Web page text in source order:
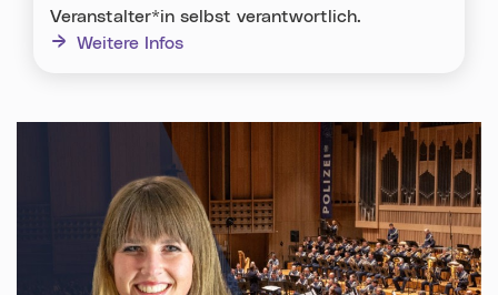
Veranstalter*in selbst verantwortlich.
Weitere Infos